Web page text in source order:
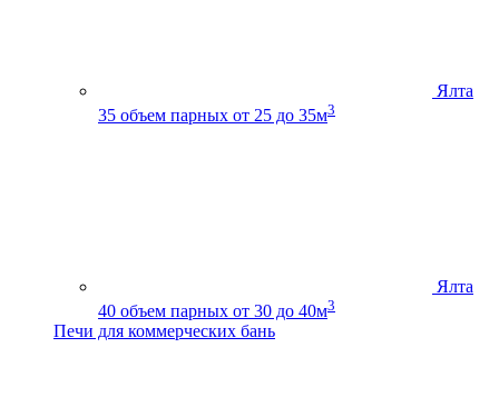
Ялта
35 объем парных от 25 до 35м3
Ялта
40 объем парных от 30 до 40м3
Печи для коммерческих бань